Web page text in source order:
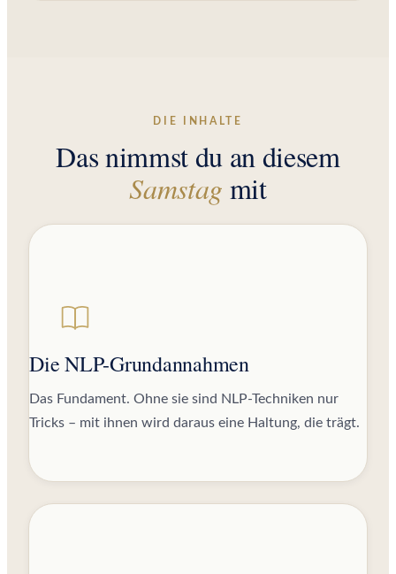
DIE INHALTE
Das nimmst du an diesem
Samstag mit
Die NLP-Grundannahmen
Das Fundament. Ohne sie sind NLP-Techniken nur
Tricks – mit ihnen wird daraus eine Haltung, die trägt.